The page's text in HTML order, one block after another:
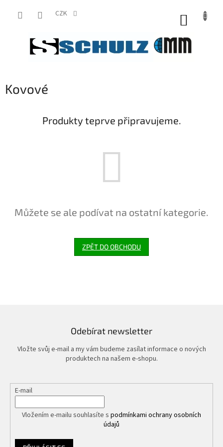
CZK
Kovové
Produkty teprve připravujeme.
Můžete se ale podívat na ostatní kategorie.
ZPĚT DO OBCHODU
Odebírat newsletter
Vložte svůj e-mail a my vám budeme zasílat informace o nových
produktech na našem e-shopu.
E-mail
Vložením e-mailu souhlasíte s podmínkami ochrany osobních
údajů